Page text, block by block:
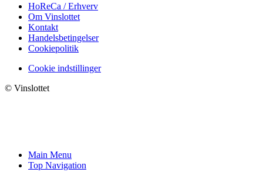
HoReCa / Erhverv
Om Vinslottet
Kontakt
Handelsbetingelser
Cookiepolitik
Cookie indstillinger
© Vinslottet
Main Menu
Top Navigation